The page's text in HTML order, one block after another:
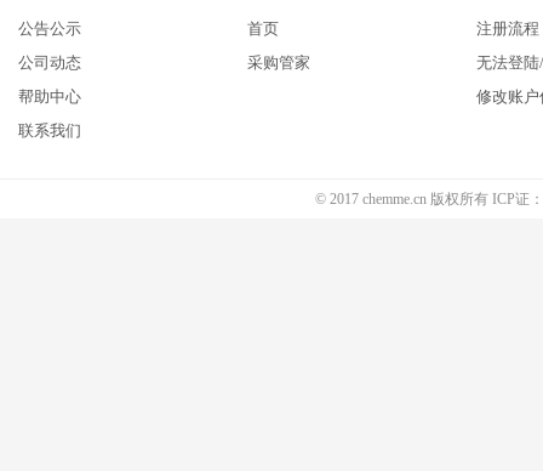
公告公示
公司动态
帮助中心
联系我们
首页
采购管家
注册流程
无法登
修改账户
© 2017 chemme.cn 版权所有 ICP证：